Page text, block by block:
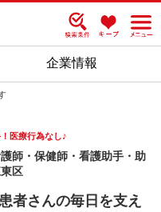
企業情報
医療行為なし♪
師・保健師・看護助手・助
区
者さんの毎日を支え